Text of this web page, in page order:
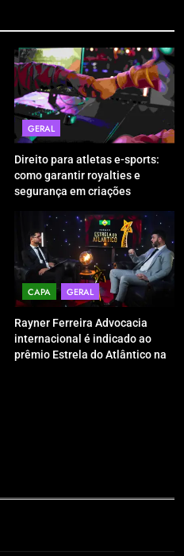
GERAL
Direito para atletas e-sports:
como garantir royalties e
segurança em criações
CAPA GERAL
Rayner Ferreira Advocacia
internacional é indicado ao
prêmio Estrela do Atlântico na